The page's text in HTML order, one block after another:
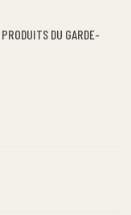
PRODUITS DU GARDE-